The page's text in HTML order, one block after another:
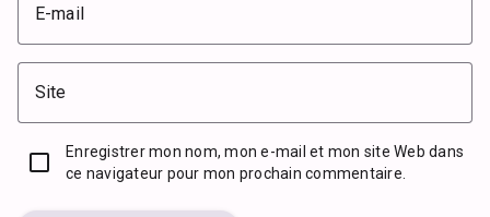
E-mail
Site
Enregistrer mon nom, mon e-mail et mon site Web dans
ce navigateur pour mon prochain commentaire.